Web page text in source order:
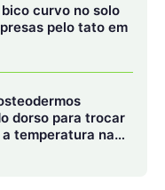
iniciativa é o sistema
que finalmente
de serviços
de oito estados que
que atestam
da floresta em pé.
estímulo à
que a floresta